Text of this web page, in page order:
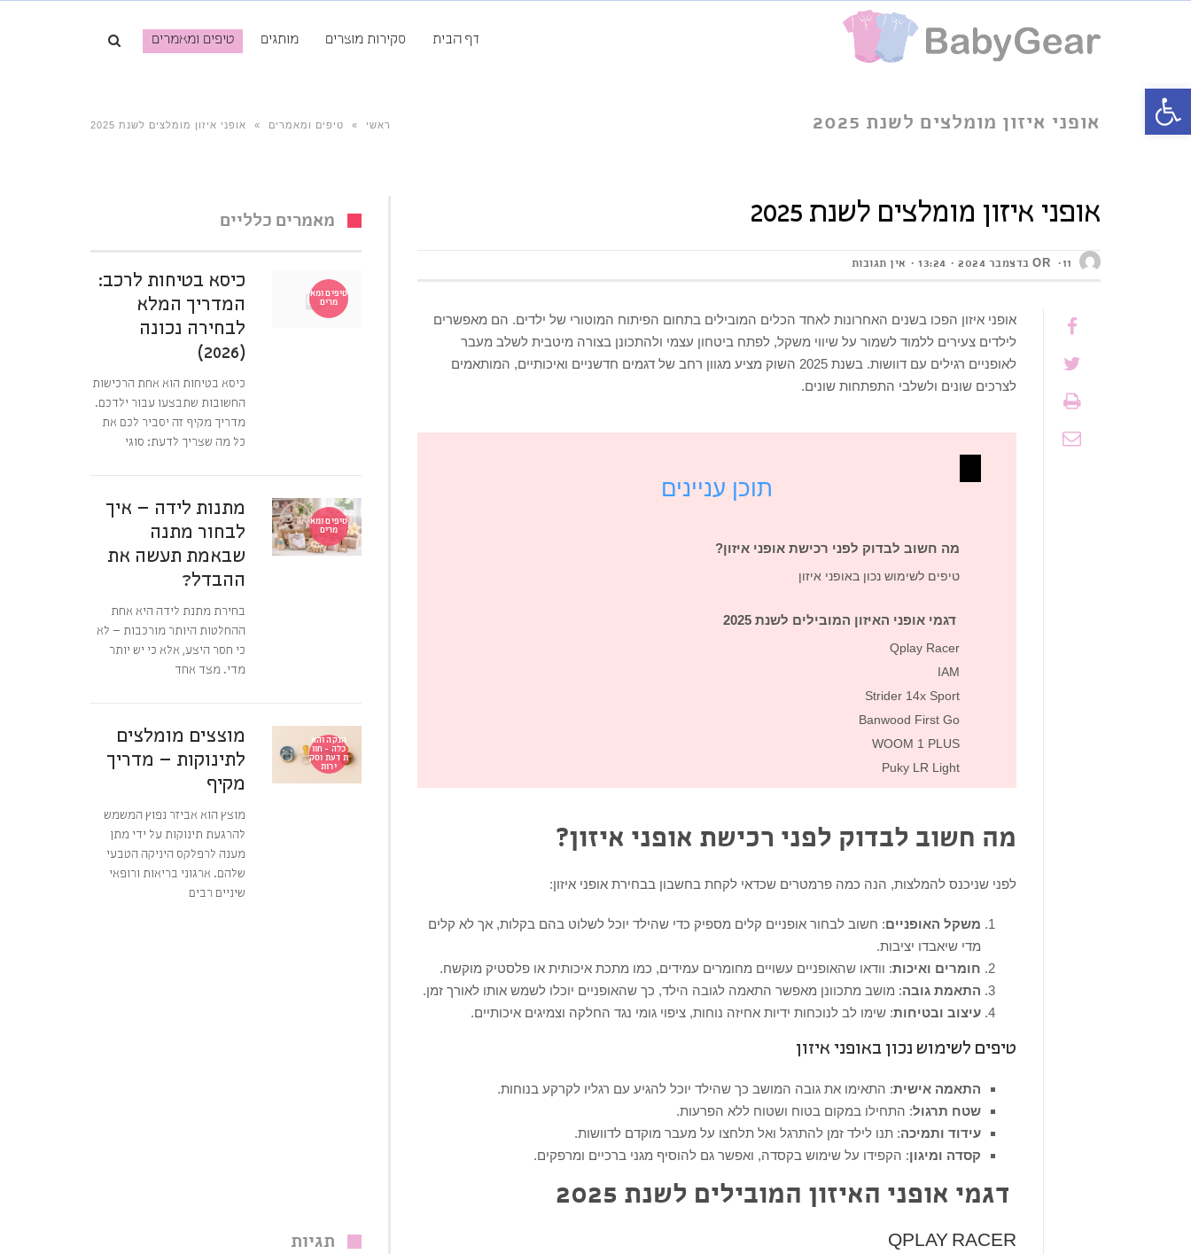
דף הבית סקירות מוצרים מותגים טיפים ומאמרים
אופני איזון מומלצים לשנת 2025 ראשי » טיפים ומאמרים » אופני איזון מומלצים לשנת 2025
אופני איזון מומלצים לשנת 2025
11 בדצמבר 2024 13:24 אין תגובות
אופני איזון הפכו בשנים האחרונות לאחד הכלים המובילים בתחום הפיתוח המוטורי של ילדים. הם מאפשרים
לילדים צעירים ללמוד לשמור על שיווי משקל, לפתח ביטחון עצמי ולהתכונן בצורה מיטבית לשלב מעבר
לאופניים רגילים עם דוושות. בשנת 2025 השוק מציע מגוון רחב של דגמים חדשניים ואיכותיים, המותאמים
לצרכים שונים ולשלבי התפתחות שונים.
תוכן עניינים
מה חשוב לבדוק לפני רכישת אופני איזון?
טיפים לשימוש נכון באופני איזון
דגמי אופני האיזון המובילים לשנת 2025
Qplay Racer
IAM
Strider 14x Sport
Banwood First Go
WOOM 1 PLUS
Puky LR Light
מה חשוב לבדוק לפני רכישת אופני איזון?
לפני שניכנס להמלצות, הנה כמה פרמטרים שכדאי לקחת בחשבון בבחירת אופני איזון:
משקל האופניים: חשוב לבחור אופניים קלים מספיק כדי שהילד יוכל לשלוט בהם בקלות, אך לא קלים
מדי שיאבדו יציבות.
חומרים ואיכות: וודאו שהאופניים עשויים מחומרים עמידים, כמו מתכת איכותית או פלסטיק מוקשח.
התאמת גובה: מושב מתכוונן מאפשר התאמה לגובה הילד, כך שהאופניים יוכלו לשמש אותו לאורך זמן.
עיצוב ובטיחות: שימו לב לנוכחות ידיות אחיזה נוחות, ציפוי גומי נגד החלקה וצמיגים איכותיים.
טיפים לשימוש נכון באופני איזון
התאמה אישית: התאימו את גובה המושב כך שהילד יוכל להגיע עם רגליו לקרקע בנוחות.
שטח תרגול: התחילו במקום בטוח ושטוח ללא הפרעות.
עידוד ותמיכה: תנו לילד זמן להתרגל ואל תלחצו על מעבר מוקדם לדוושות.
קסדה ומיגון: הקפידו על שימוש בקסדה, ואפשר גם להוסיף מגני ברכיים ומרפקים.
דגמי אופני האיזון המובילים לשנת 2025
QPLAY RACER
מאמרים כלליים
טיפים ומא
מרים
כיסא בטיחות לרכב:
המדריך המלא
לבחירה נכונה
(2026)
כיסא בטיחות הוא אחת הרכישות
החשובות שתבצעו עבור ילדכם.
מדריך מקיף זה יסביר לכם את
כל מה שצריך לדעת: סוגי
טיפים ומא
מרים
מתנות לידה – איך
לבחור מתנה
שבאמת תעשה את
ההבדל?
בחירת מתנת לידה היא אחת
ההחלטות היותר מורכבות – לא
כי חסר היצע, אלא כי יש יותר
מדי. מצד אחד
הנקה והא
כלה - חוו
ת דעת וסק
ירות
מוצצים מומלצים
לתינוקות – מדריך
מקיף
מוצץ הוא אביזר נפוץ המשמש
להרגעת תינוקות על ידי מתן
מענה לרפלקס היניקה הטבעי
שלהם. ארגוני בריאות ורופאי
שיניים רבים
תגיות
פתח סרגל נגישות